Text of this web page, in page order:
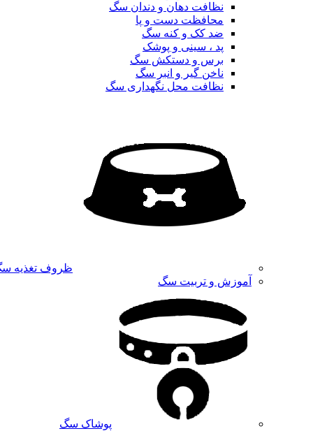
نظافت دهان و دندان سگ
محافظت دست و پا
ضد کک و کنه سگ
پد ، سینی و پوشک
برس و دستکش سگ
ناخن گیر و انبر سگ
نظافت محل نگهداری سگ
ظروف تغذیه
آموزش و تربیت سگ
پوشاک سگ